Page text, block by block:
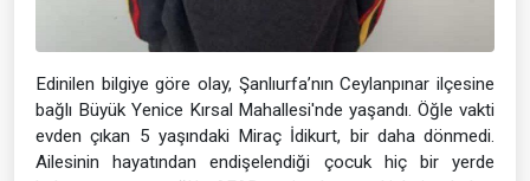
Edinilen bilgiye göre olay, Şanlıurfa’nın Ceylanpınar ilçesine
bağlı Büyük Yenice Kırsal Mahallesi'nde yaşandı. Öğle vakti
evden çıkan 5 yaşındaki Miraç İdikurt, bir daha dönmedi.
Ailesinin hayatından endişelendiği çocuk hiç bir yerde